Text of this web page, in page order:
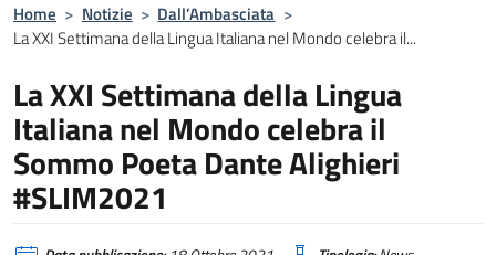
Home > Notizie > Dall’Ambasciata >
La XXI Settimana della Lingua Italiana nel Mondo celebra il...
La XXI Settimana della Lingua
Italiana nel Mondo celebra il
Sommo Poeta Dante Alighieri
#SLIM2021